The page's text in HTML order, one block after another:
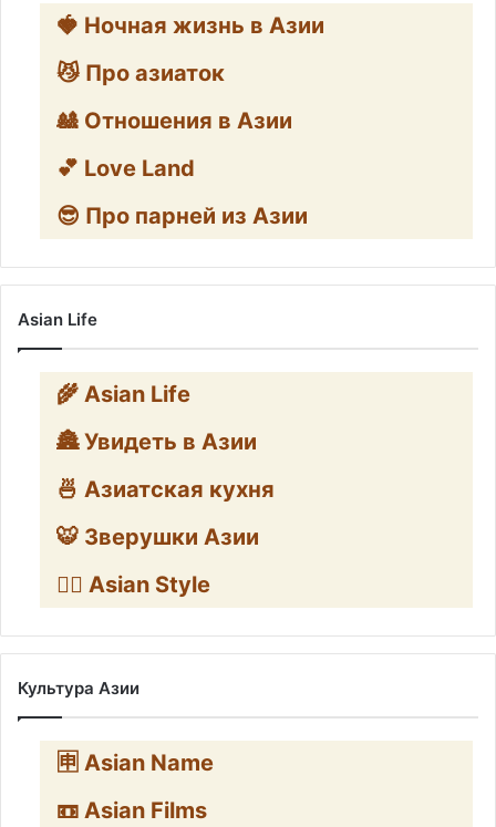
🍓 Ночная жизнь в Азии
😼 Про азиаток
🎎 Отношения в Азии
💕 Love Land
😎 Про парней из Азии
Asian Life
🌾 Asian Life
🏯 Увидеть в Азии
🍜 Азиатская кухня
🐯 Зверушки Азии
🧛‍♂️ Asian Style
Культура Азии
🈸 Asian Name
📼 Asian Films